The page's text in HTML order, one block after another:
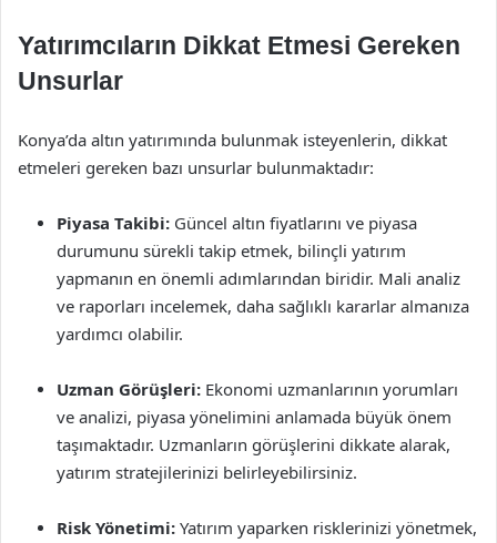
Yatırımcıların Dikkat Etmesi Gereken
Unsurlar
Konya’da altın yatırımında bulunmak isteyenlerin, dikkat
etmeleri gereken bazı unsurlar bulunmaktadır:
Piyasa Takibi: Güncel altın fiyatlarını ve piyasa
durumunu sürekli takip etmek, bilinçli yatırım
yapmanın en önemli adımlarından biridir. Mali analiz
ve raporları incelemek, daha sağlıklı kararlar almanıza
yardımcı olabilir.
Uzman Görüşleri: Ekonomi uzmanlarının yorumları
ve analizi, piyasa yönelimini anlamada büyük önem
taşımaktadır. Uzmanların görüşlerini dikkate alarak,
yatırım stratejilerinizi belirleyebilirsiniz.
Risk Yönetimi: Yatırım yaparken risklerinizi yönetmek,